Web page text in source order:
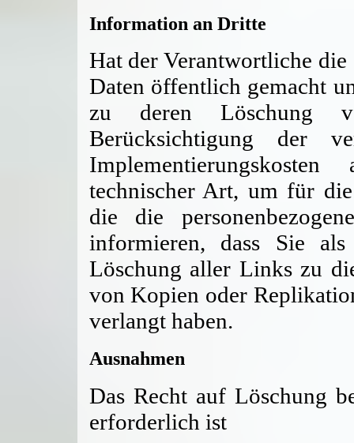
Information an Dritte
Hat der Verantwortliche die
Daten öffentlich gemacht
zu deren Löschung
Berücksichtigung der
technischer Art, um für
die die
informieren, dass Sie
Löschung aller Links zu
von Kopien oder
verlangt haben.
Ausnahmen
Das Recht auf Löschung
erforderlich ist